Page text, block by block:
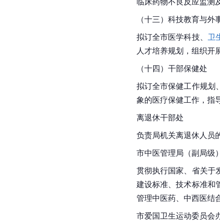
（十三）科技教育与外
拟订全市医学科技、 卫
人才培养规划，组织开
（十四）干部保健处
拟订全市保健工作规划
象的医疗保健工作，指
离退休干部处
负责局机关离退休人员
市中医管理局（副局级
贯彻执行国家、省关于
建设标准、技术标准和
管理中医药、中西医结
市爱国卫生运动委员会